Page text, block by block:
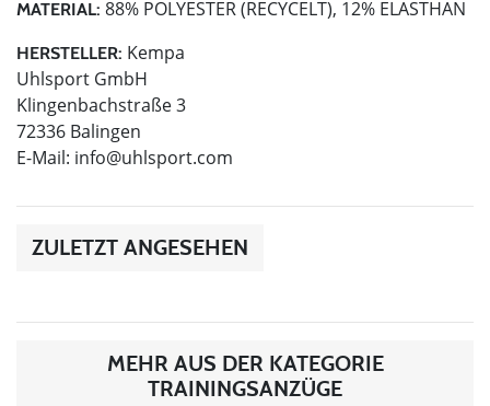
MATERIAL: 88% POLYESTER (RECYCELT), 12% ELASTHAN
HERSTELLER: Kempa
Uhlsport GmbH
Klingenbachstraße 3
72336 Balingen
E-Mail: info@uhlsport.com
ZULETZT ANGESEHEN
MEHR AUS DER KATEGORIE
TRAININGSANZÜGE